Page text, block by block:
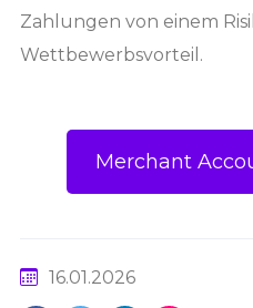
Zahlungen von einem
Wettbewerbsvorteil.
Merchant
16.01.2026